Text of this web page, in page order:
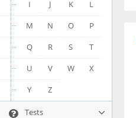
I
J K
L
M
N O
P
Q
R S
T
U
V W
X
Y
Z
Tests